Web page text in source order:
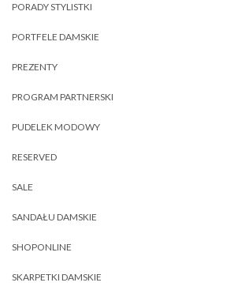
PORADY STYLISTKI
PORTFELE DAMSKIE
PREZENTY
PROGRAM PARTNERSKI
PUDELEK MODOWY
RESERVED
SALE
SANDAŁU DAMSKIE
SHOPONLINE
SKARPETKI DAMSKIE